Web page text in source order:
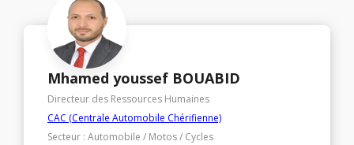
Houda BENSEDDIK
Directrice des Ressources Humaines
Société Générale African Business Services - SG ABS
Secteur : Informatique